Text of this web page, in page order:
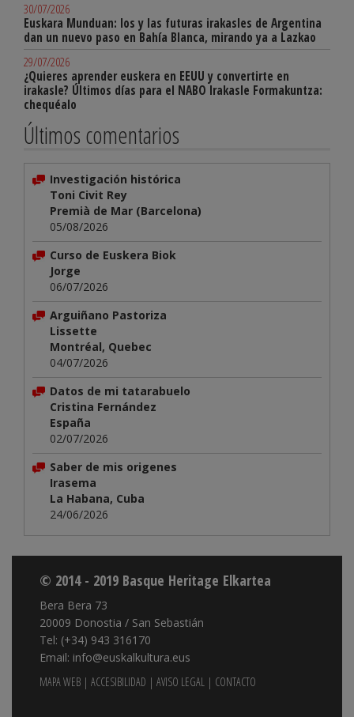
30/07/2026
Euskara Munduan: los y las futuras irakasles de Argentina
dan un nuevo paso en Bahía Blanca, mirando ya a Lazkao
29/07/2026
¿Quieres aprender euskera en EEUU y convertirte en
irakasle? Últimos días para el NABO Irakasle Formakuntza:
chequéalo
Últimos comentarios
Investigación histórica
Toni Civit Rey
Premià de Mar (Barcelona)
05/08/2026
Curso de Euskera Biok
Jorge
06/07/2026
Arguiñano Pastoriza
Lissette
Montréal, Quebec
04/07/2026
Datos de mi tatarabuelo
Cristina Fernández
España
02/07/2026
Saber de mis origenes
Irasema
La Habana, Cuba
24/06/2026
© 2014 - 2019 Basque Heritage Elkartea
Bera Bera 73
20009 Donostia / San Sebastián
Tel: (+34) 943 316170
Email: info@euskalkultura.eus
MAPA WEB | ACCESIBILIDAD | AVISO LEGAL | CONTACTO